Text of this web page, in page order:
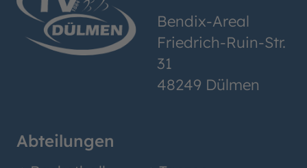
Bendix-Areal
Friedrich-Ruin-Str.
31
48249 Dülmen
Abteilungen